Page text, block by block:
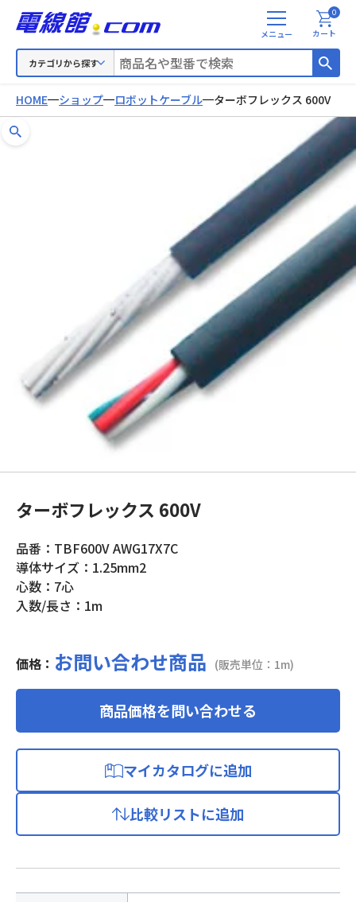
カテゴリから探す
メ
ニ
カート
0
HOME ショップ ロボットケーブル ターボフレックス 600V
ターボフレックス 600V
品番：TBF600V AWG17X7C
導体サイズ：1.25mm2
心数：7心
入数/長さ：1m
価格： お問い合わせ商品 (販売単位：1m)
商品価格を問い合わせる
マイカタログに追加
比較リストに追加